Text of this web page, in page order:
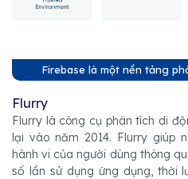
Firebase là một nền tảng
Flurry
Flurry là công cụ phân tích di
lại vào năm 2014. Flurry giúp
hành vi của người dùng thông
số lần sử dụng ứng dụng, thời